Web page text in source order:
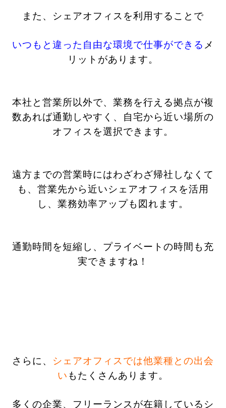
また、シェアオフィスを利用することで
いつもと違った自由な環境で仕事ができる メ
リットがあります。
本社と営業所以外で、業務を行える拠点が複
数あれば通勤しやすく、自宅から近い場所の
オフィスを選択できます。
遠方までの営業時にはわざわざ帰社しなくて
も、営業先から近いシェアオフィスを活用
し、業務効率アップも図れます。
通勤時間を短縮し、プライベートの時間も充
実できますね！
さらに、 シェアオフィスでは他業種との出会
い もたくさんあります。
多くの企業、フリーランスが在籍しているシ